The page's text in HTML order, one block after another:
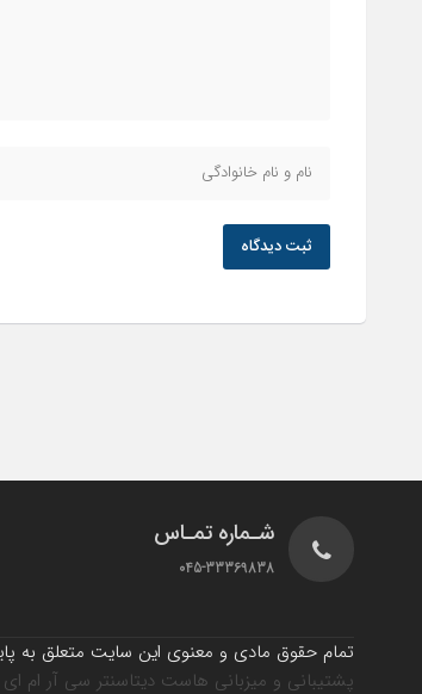
ثبت دیدگاه
شـماره تمـاس
045-33369838
تمام حقوق مادی و معنوی این سایت متعلق به
پشتیبانی و میزبانی هاست دیتاسنتر سی آر ام